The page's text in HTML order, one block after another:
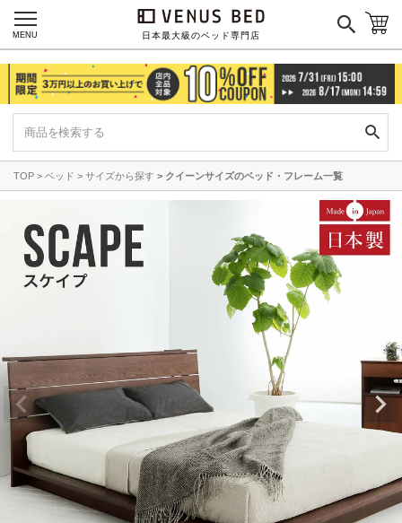
日本最大級のベッド専門店
MENU
TOP ベッド サイズから探す クイーンサイズのベッド・フレーム一覧